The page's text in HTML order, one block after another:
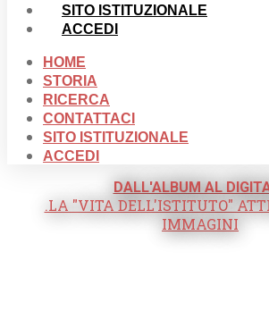
SITO ISTITUZIONALE
ACCEDI
HOME
STORIA
RICERCA
CONTATTACI
SITO ISTITUZIONALE
ACCEDI
DALL'ALBUM AL
.LA "VITA DELL'ISTITUTO"
IMMAGINI